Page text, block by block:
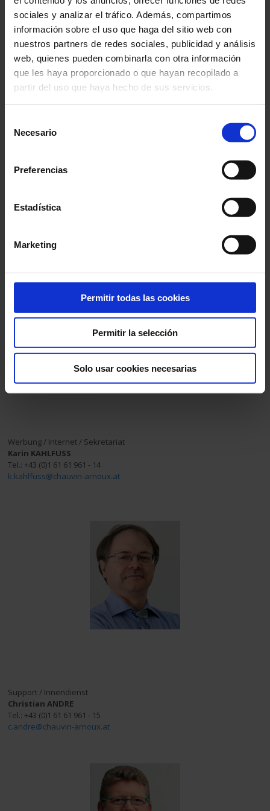
sociales y analizar el tráfico. Además, compartimos
información sobre el uso que haga del sitio web con
nuestros partners de redes sociales, publicidad y análisis
web, quienes pueden combinarla con otra información
que les haya proporcionado o que hayan recopilado a
partir del uso que haya hecho de sus servicios.
privacidad
Necesario
Preferencias
Estadística
Marketing
Permitir todas las cookies
Permitir la selección
Solo usar cookies necesarias
Tel.: +43 (0)1 61 61 961
Werbung / Internet / Sekretariat
Karin KAHLFUSS
Tel.: +43 (0)1 61 61 961 - 14
k.kahlfuss@chauvin-arnoux.at
Support / Innendienst
Christian ANDRE
Tel.: +43 (0)1 61 61 961 - 15
c.andre@chauvin-arnoux.at